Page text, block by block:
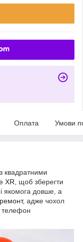
Оплата Умови
квадратними
XR , щоб зберегти
якомога довше, а
ремонт, адже чохол
телефон